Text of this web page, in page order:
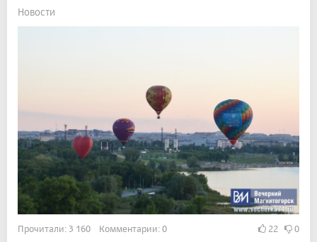
Новости
Прочитали: 3 160 Комментарии: 0 22 0